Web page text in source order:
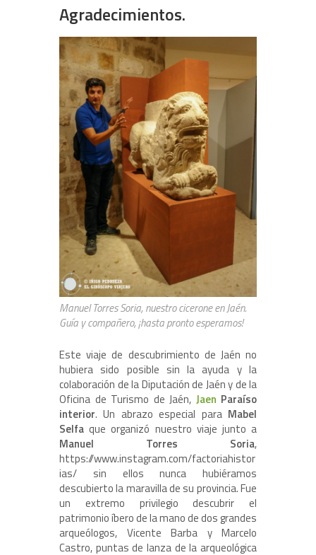
Agradecimientos.
Manuel Torres Soria, nuestro cicerone en Jaén.
Guía y compañero, ¡hasta pronto esperamos!
Este viaje de descubrimiento de Jaén no
hubiera sido posible sin la ayuda y la
colaboración de la Diputación de Jaén y de la
Oficina de Turismo de Jaén, Jaen Paraíso
interior. Un abrazo especial para Mabel
Selfa que organizó nuestro viaje junto a
Manuel Torres Soria,
https://www.instagram.com/factoriahistor
ias/ sin ellos nunca hubiéramos
descubierto la maravilla de su provincia. Fue
un extremo privilegio descubrir el
patrimonio íbero de la mano de dos grandes
arqueólogos, Vicente Barba y Marcelo
Castro, puntas de lanza de la arqueológica